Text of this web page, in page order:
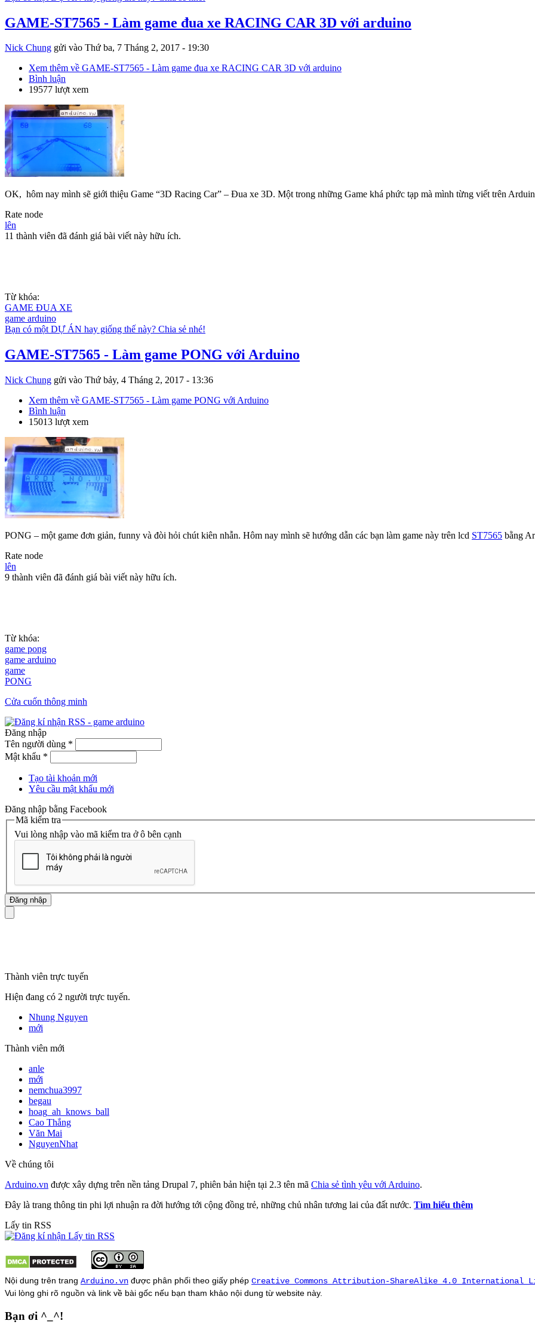
GAME-ST7565 - Làm game đua xe RACING CAR 3D với arduino
Nick Chung gửi vào Thứ ba, 7 Tháng 2, 2017 - 19:30
Xem thêm về GAME-ST7565 - Làm game đua xe RACING CAR 3D với arduino
Bình luận
19577 lượt xem
OK, hôm nay mình sẽ giới thiệu Game “3D Racing Car” – Đua xe 3D. Một trong những Game khá phức tạp mà mình từng viết trên
Rate node
lên
11 thành viên đã đánh giá bài viết này hữu ích.
Từ khóa:
GAME ĐUA XE
game arduino
Bạn có một DỰ ÁN hay giống thế này? Chia sẻ nhé!
GAME-ST7565 - Làm game PONG với Arduino
Nick Chung gửi vào Thứ bảy, 4 Tháng 2, 2017 - 13:36
Xem thêm về GAME-ST7565 - Làm game PONG với Arduino
Bình luận
15013 lượt xem
PONG – một game đơn giản, funny và đòi hỏi chút kiên nhẫn. Hôm nay mình sẽ hướng dẫn các bạn làm game này trên lcd ST7565 bằng
Rate node
lên
9 thành viên đã đánh giá bài viết này hữu ích.
Từ khóa:
game pong
game arduino
game
PONG
Cửa cuốn thông minh
Đăng nhập
Tên người dùng *
Mật khẩu *
Tạo tài khoản mới
Yêu cầu mật khẩu mới
Đăng nhập bằng Facebook
Mã kiểm tra
Vui lòng nhập vào mã kiểm tra ở ô bên cạnh
Thành viên trực tuyến
Hiện đang có 2 người trực tuyến.
Nhung Nguyen
mới
Thành viên mới
anle
mới
nemchua3997
begau
hoag_ah_knows_ball
Cao Thắng
Văn Mai
NguyenNhat
Về chúng tôi
Arduino.vn được xây dựng trên nền tảng Drupal 7, phiên bản hiện tại 2.3 tên mã Chia sẻ tình yêu với Arduino.
Đây là trang thông tin phi lợi nhuận ra đời hướng tới cộng đồng trẻ, những chủ nhân tương lai của đất nước. Tìm hiểu thêm
Lấy tin RSS
Nội dung trên trang Arduino.vn được phân phối theo giấy phép Creative Commons Attribution-ShareAlike 4.0 International
Vui lòng ghi rõ nguồn và link về bài gốc nếu bạn tham khảo nội dung từ website này.
Bạn ơi ^_^!